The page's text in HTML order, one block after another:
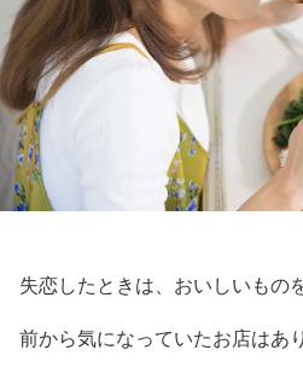
失恋したときは、おいしいもの
前から気になっていたお店はあ